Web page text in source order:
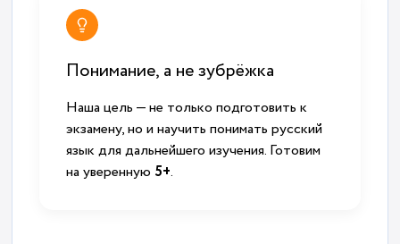
Понимание, а не зубрёжка
Наша цель — не только подготовить к
экзамену, но и научить понимать русский
язык для дальнейшего изучения. Готовим
на уверенную 5+.